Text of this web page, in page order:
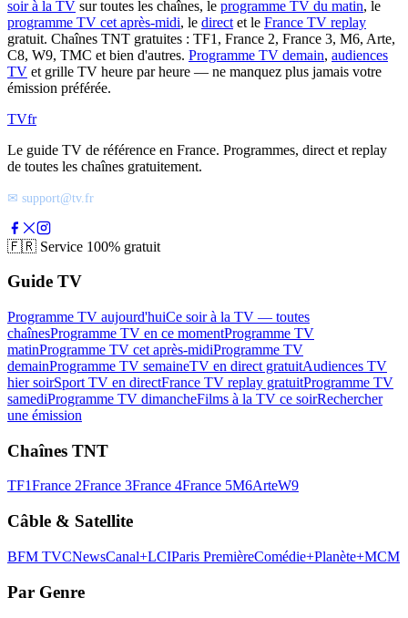
soir à la TV sur toutes les chaînes, le programme TV du matin, le
programme TV cet après-midi, le direct et le France TV replay
gratuit. Chaînes TNT gratuites : TF1, France 2, France 3, M6, Arte,
C8, W9, TMC et bien d'autres. Programme TV demain, audiences
TV et grille TV heure par heure — ne manquez plus jamais votre
émission préférée.
TVfr
Le guide TV de référence en France. Programmes, direct et replay
de toutes les chaînes gratuitement.
✉ support@tv.fr
🇫🇷 Service 100% gratuit
Guide TV
Programme TV aujourd'huiCe soir à la TV — toutes
chaînesProgramme TV en ce momentProgramme TV
matinProgramme TV cet après-midiProgramme TV
demainProgramme TV semaineTV en direct gratuitAudiences TV
hier soirSport TV en directFrance TV replay gratuitProgramme TV
samediProgramme TV dimancheFilms à la TV ce soirRechercher
une émission
Chaînes TNT
TF1France 2France 3France 4France 5M6ArteW9
Câble & Satellite
BFM TVCNewsCanal+LCIParis PremièreComédie+Planète+MCM
Par Genre